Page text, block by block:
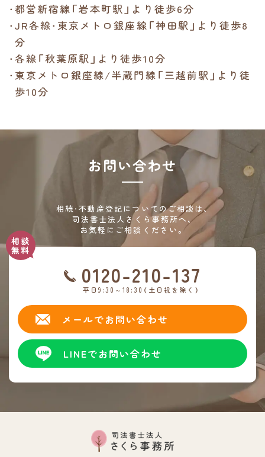
・都営新宿線「岩本町駅」より徒歩6分
・JR各線・東京メトロ銀座線「神田駅」より徒歩8
分
・各線「秋葉原駅」より徒歩10分
・ 東京メトロ銀座線/半蔵門線「三越前駅」より徒
歩10分
お問い合わせ
相続・不動産登記についてのご相談は、
司法書士法人さくら事務所へ、
お気軽にご相談ください。
0120-210-137
平日9:30～18:30（土日祝を除く）
メールでお問い合わせ
LINEでお問い合わせ